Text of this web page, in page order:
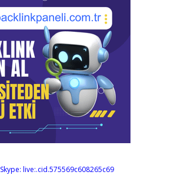
Skype: live:.cid.575569c608265c69